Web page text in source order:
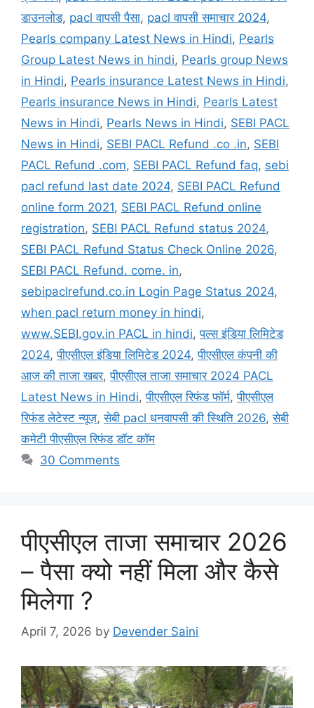
डाउनलोड, pacl वापसी पैसा, pacl वापसी समाचार 2024,
Pearls company Latest News in Hindi, Pearls
Group Latest News in hindi, Pearls group News
in Hindi, Pearls insurance Latest News in Hindi,
Pearls insurance News in Hindi, Pearls Latest
News in Hindi, Pearls News in Hindi, SEBI PACL
News in Hindi, SEBI PACL Refund .co .in, SEBI
PACL Refund .com, SEBI PACL Refund faq, sebi
pacl refund last date 2024, SEBI PACL Refund
online form 2021, SEBI PACL Refund online
registration, SEBI PACL Refund status 2024,
SEBI PACL Refund Status Check Online 2026,
SEBI PACL Refund. come. in,
sebipaclrefund.co.in Login Page Status 2024,
when pacl return money in hindi,
www.SEBI.gov.in PACL in hindi,पल्स इंडिया लिमिटेड
2024,पीएसीएल इंडिया लिमिटेड 2024,पीएसीएल कंपनी की
आज की ताजा खबर,पीएसीएल ताजा समाचार 2024 PACL
Latest News in Hindi,पीएसीएल रिफंड फॉर्म,पीएसीएल
रिफंड लेटेस्ट न्यूज़,सेबी pacl धनवापसी की स्थिति 2026,सेबी
कमेटी पीएसीएल रिफंड डॉट कॉम
30 Comments
पीएसीएल ताजा समाचार 2026
– पैसा क्यो नहीं मिला और कैसे
मिलेगा ?
April 7, 2026 by Devender Saini